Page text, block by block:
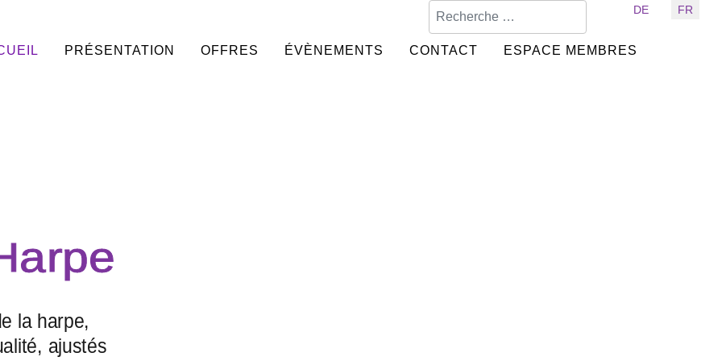
Sélectionnez votre langue
DE FR
PRÉSENTATION OFFRES ÉVÈNEMENTS CONTACT ESPACE MEMBRES